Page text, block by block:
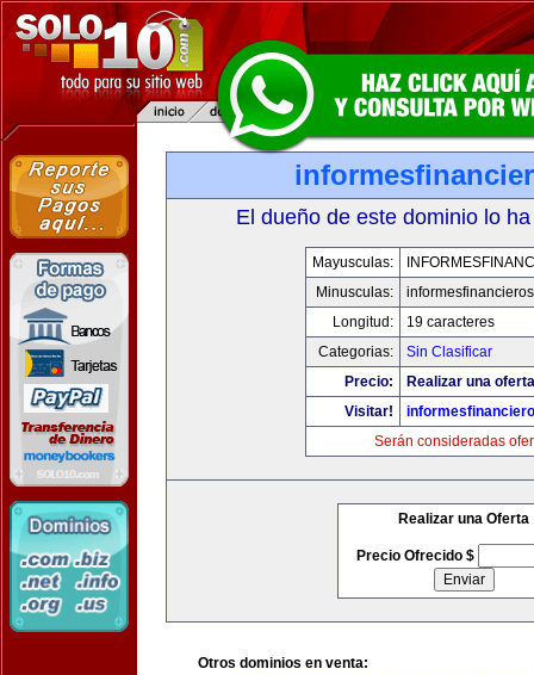
El dueño de este dominio lo
Mayusculas:
Minusculas:
Longitud:
19 caracteres
Categorias:
Sin Clasificar
Precio:
Realizar una
Visitar!
Serán consideradas
Realizar una Oferta
Precio Ofrecido $
Otros dominios en venta: